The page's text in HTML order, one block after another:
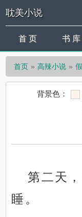
耽美小说
首 页 书 库
首页 高辣小说
背景色：
第二天
睡。